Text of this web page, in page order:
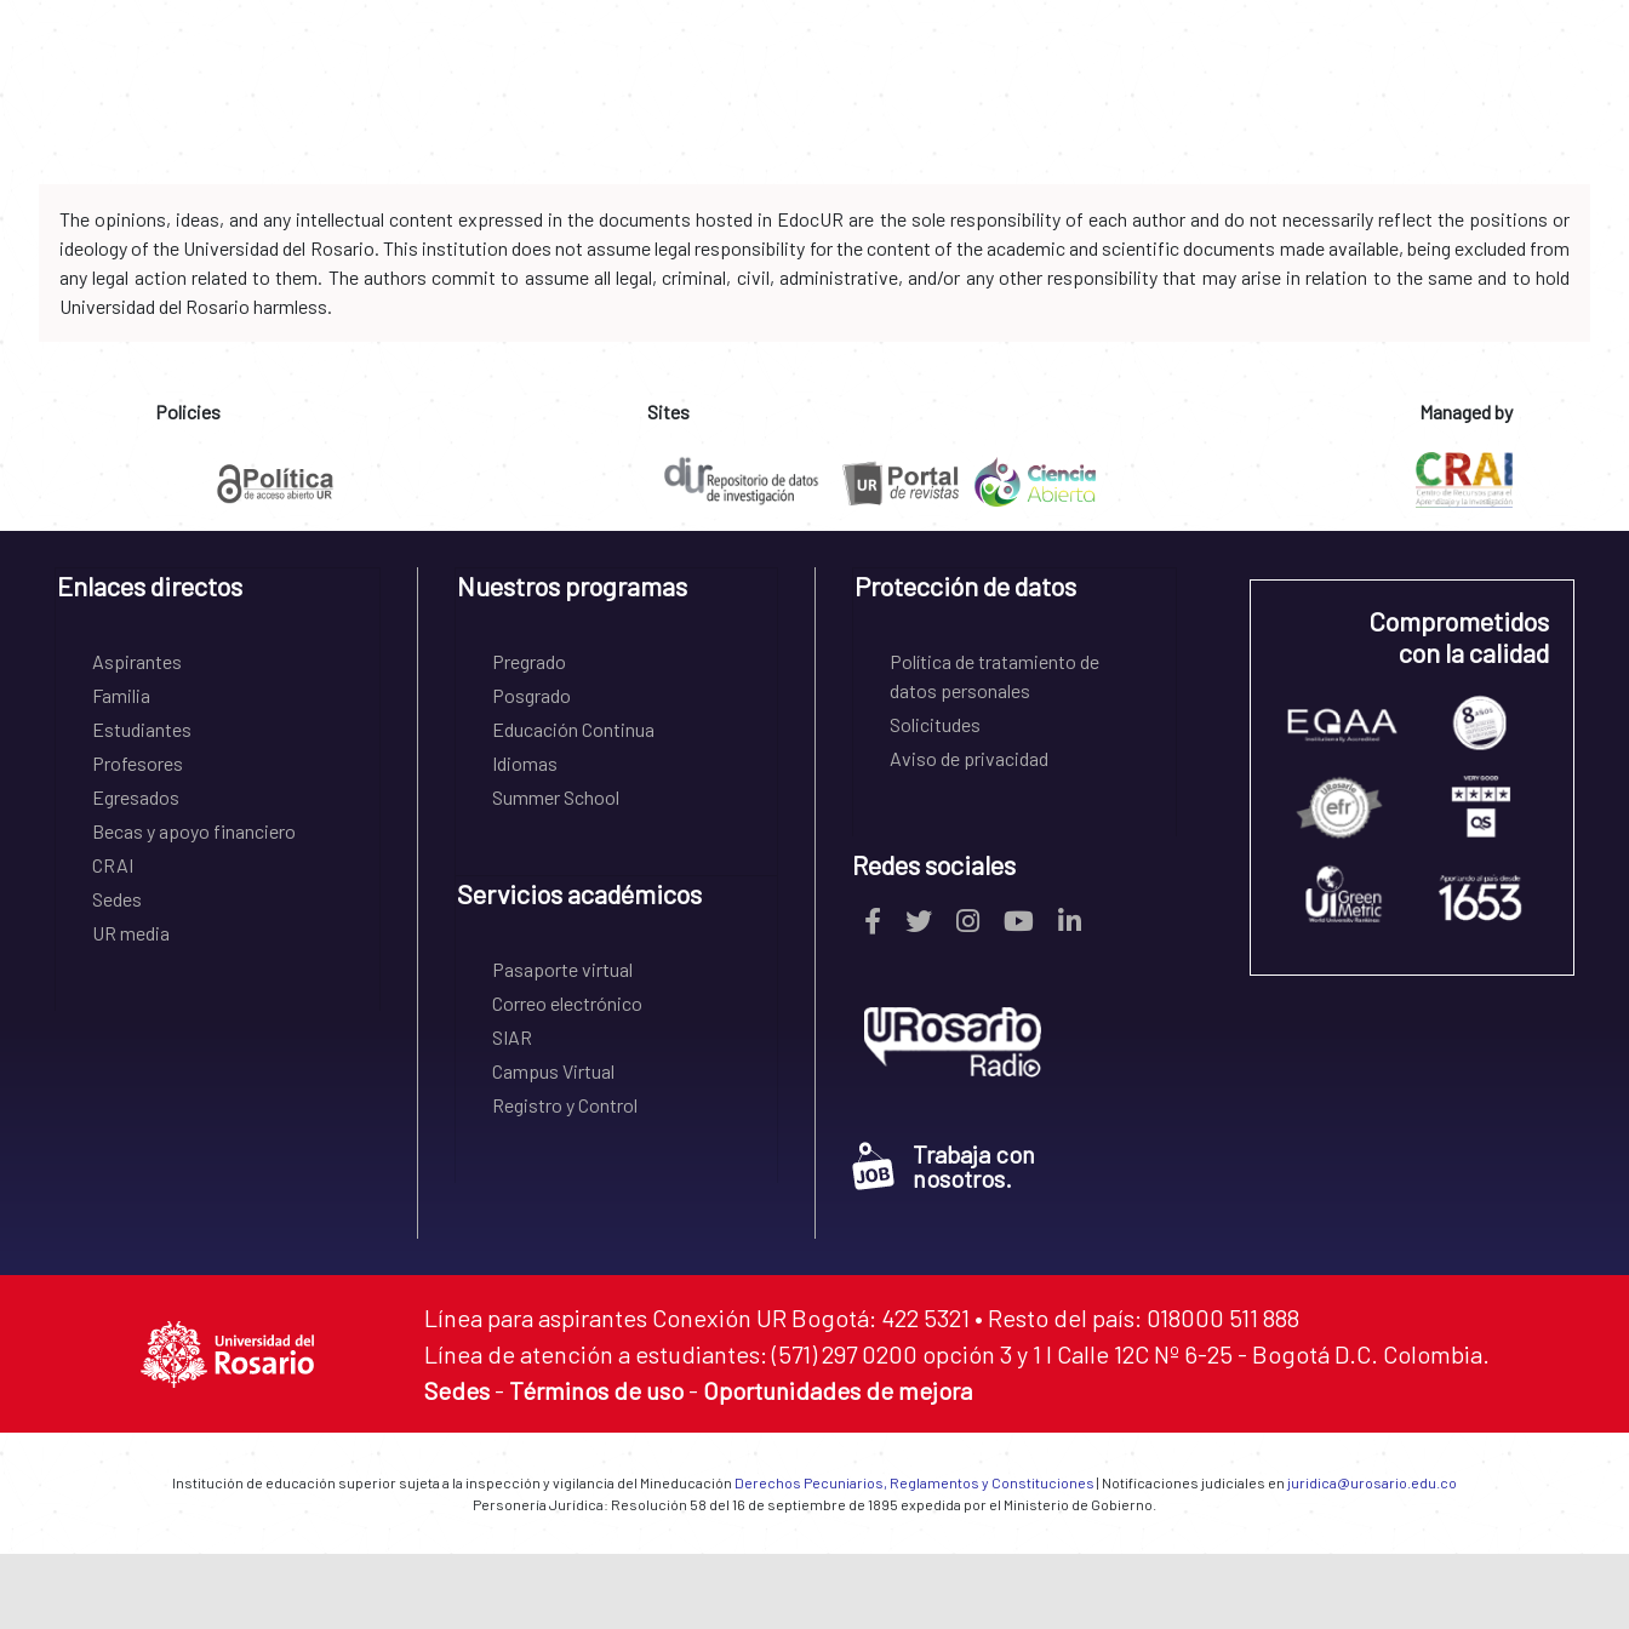
The opinions, ideas, and any intellectual content expressed in the documents hosted in EdocUR are the sole responsibility of each author and do not necessarily reflect the positions or
ideology of the Universidad del Rosario. This institution does not assume legal responsibility for the content of the academic and scientific documents made available, being excluded from
any legal action related to them. The authors commit to assume all legal, criminal, civil, administrative, and/or any other responsibility that may arise in relation to the same and to hold
Universidad del Rosario harmless.
Policies Sites Managed by
Enlaces directos
Aspirantes
Familia
Estudiantes
Profesores
Egresados
Becas y apoyo financiero
CRAI
Sedes
UR media
Nuestros programas
Pregrado
Posgrado
Educación Continua
Idiomas
Summer School
Servicios académicos
Pasaporte virtual
Correo electrónico
SIAR
Campus Virtual
Registro y Control
Protección de datos
Política de tratamiento de
datos personales
Solicitudes
Aviso de privacidad
Redes sociales
Trabaja con
nosotros.
Comprometidos
con la calidad
Línea para aspirantes Conexión UR Bogotá: 422 5321 • Resto del país: 018000 511 888
Línea de atención a estudiantes: (571) 297 0200 opción 3 y 1 I Calle 12C Nº 6-25 - Bogotá D.C. Colombia.
Sedes - Términos de uso - Oportunidades de mejora
Institución de educación superior sujeta a la inspección y vigilancia del Mineducación Derechos Pecuniarios, Reglamentos y Constituciones | Notificaciones judiciales en juridica@urosario.edu.co
Personería Jurídica: Resolución 58 del 16 de septiembre de 1895 expedida por el Ministerio de Gobierno.